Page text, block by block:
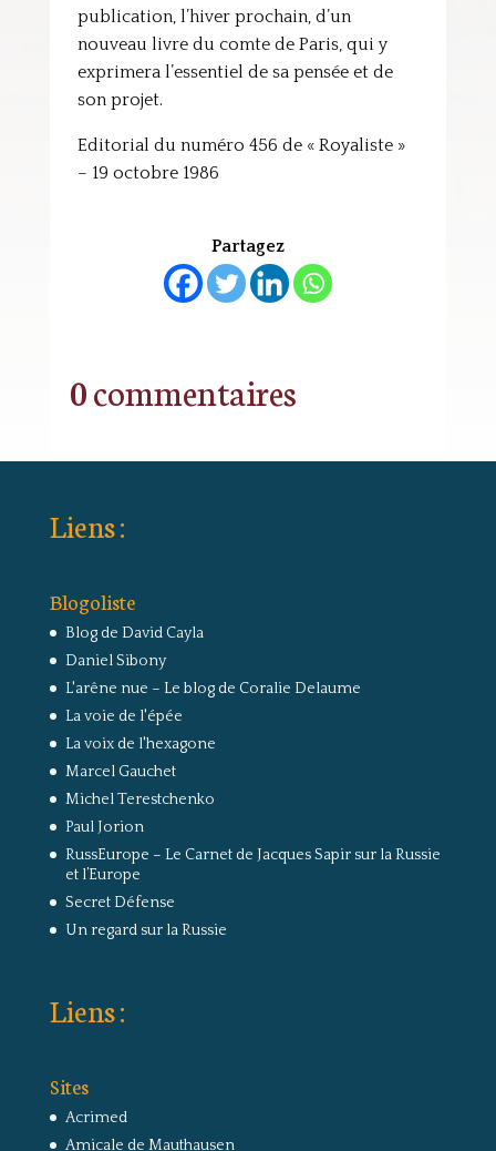
publication, l’hiver prochain, d’un
nouveau livre du comte de Paris, qui y
exprimera l’essentiel de sa pensée et de
son projet.
Editorial du numéro 456 de « Royaliste »
– 19 octobre 1986
Partagez
0 commentaires
Liens :
Blogoliste
Blog de David Cayla
Daniel Sibony
L'arêne nue – Le blog de Coralie Delaume
La voie de l'épée
La voix de l'hexagone
Marcel Gauchet
Michel Terestchenko
Paul Jorion
RussEurope – Le Carnet de Jacques Sapir sur la Russie
et l’Europe
Secret Défense
Un regard sur la Russie
Liens :
Sites
Acrimed
Amicale de Mauthausen